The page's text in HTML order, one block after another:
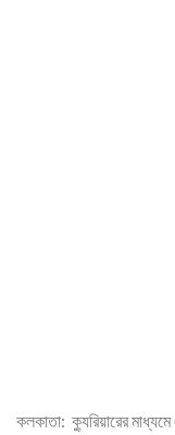
কলকাতা: ক্যুরিয়ারের